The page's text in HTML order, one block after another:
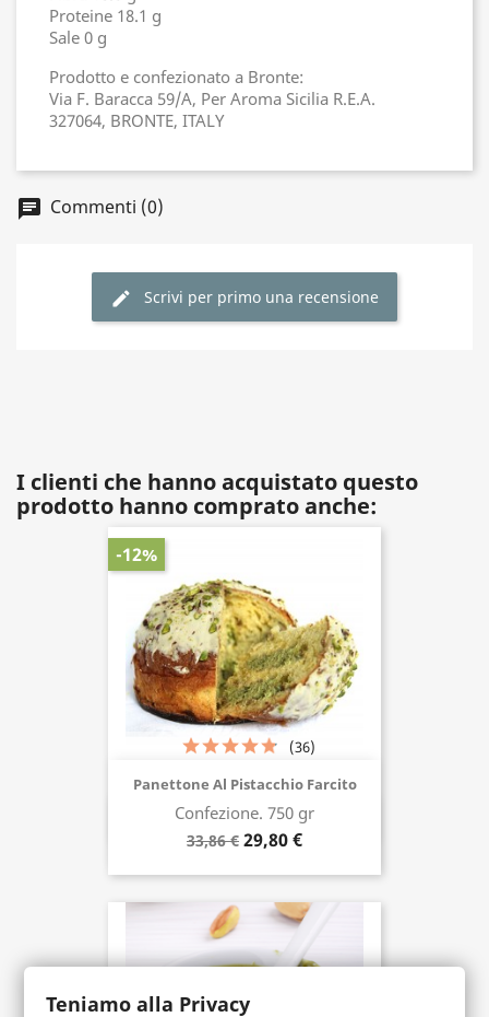
Proteine 18.1 g
Sale 0 g
Prodotto e confezionato a Bronte:
Via F. Baracca 59/A, Per Aroma Sicilia R.E.A.
327064, BRONTE, ITALY
chat Commenti (0)
edit Scrivi per primo una recensione
I clienti che hanno acquistato questo
prodotto hanno comprato anche:
Panettone Al Pistacchio Farcito
Confezione. 750 gr
33,86 € 29,80 €
(36)
-12%
Acquista ora
Teniamo alla Privacy